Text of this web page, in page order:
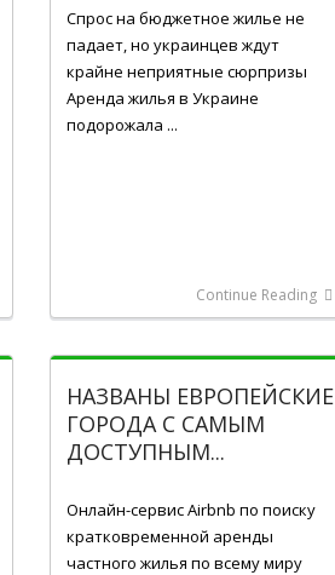
Спрос на бюджетное жилье не
падает, но украинцев ждут
крайне неприятные сюрпризы
Аренда жилья в Украине
подорожала ...
Continue Reading
НАЗВАНЫ ЕВРОПЕЙСКИЕ
ГОРОДА С САМЫМ
ДОСТУПНЫМ...
Онлайн-сервис Airbnb по поиску
кратковременной аренды
частного жилья по всему миру